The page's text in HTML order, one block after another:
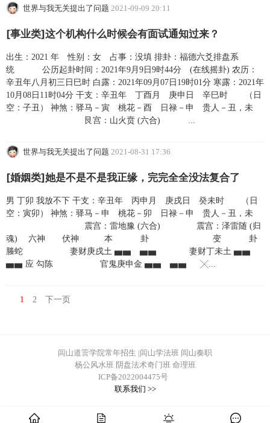
世界与我无关提出了问题 2021-09-09 20:11
[事业类]这个机构什么时候会有面试通知过来？
出生：2021 年 性别：女 占事：没填 排卦：福德六爻排盘系
统 公历起卦时间：2021年9月9日9时44分 (在线摇卦) 农历：
辛丑年八月初三日巳时 白露：2021年09月07日19时01分 寒露：2021年
10月08日11时04分 干支：辛丑年 丁酉月 庚申日 辛巳时 （日
空：子丑） 神煞：驿马－寅 桃花－酉 日禄－申 贵人－丑，未
艮宫：山火贲 (六合) ...
世界与我无关提出了问题 2021-08-31 17:36
[婚姻类]她是不是不是我正缘，完完全全没法复合了
男 丁卯 我放不下 干支：辛丑年 丙申月 庚戌日 癸未时 （日
空：寅卯） 神煞：驿马－申 桃花－卯 日禄－申 贵人－丑，未
震宫：雷地豫 (六合) 震宫：泽雷随 (归
魂) 六神 伏神 本 卦 变 卦
螣蛇 妻财庚戌土 ▅▅ ▅▅ 妻财丁未土 ▅▅
▅▅ 应 勾陈 官鬼庚申金 ▅▅ ▅▅ ╳...
1 2 下一页
闾山道䇾学院常年招生 |闾山学法班 闾山奏职
杨公风水班 阴盘法术奇门班 命理班
ICP备2022004475号
联系我们 >>